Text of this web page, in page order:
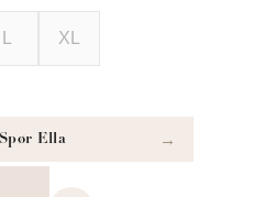
XL